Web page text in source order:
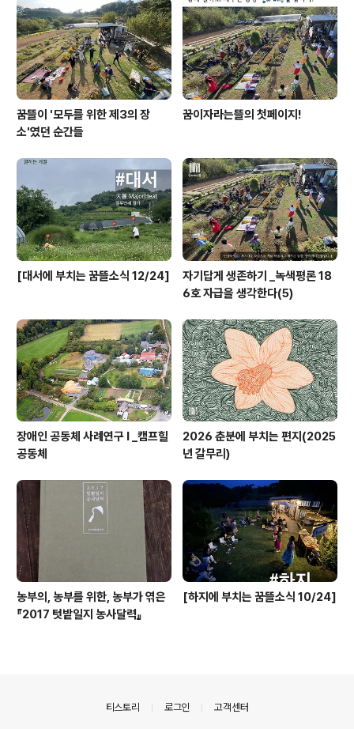
기고 싶은 분들, 그저 꿈뜰이 좋아서 오시는 모든 분들을 두
팔 벌려 환영합니다. 10월 16일 (화) 오후 2시~6시, 홍성
군 홍동면 운월리..
꿈뜰이 '모두를 위한 제3의 장
소'였던 순간들
꿈이자라는뜰의 첫페이지!
[대서에 부치는 꿈뜰소식 12/24]
자기답게 생존하기 _녹색평론 18
6호 자급을 생각한다(5)
장애인 공동체 사례연구 I _캠프힐
공동체
2026 춘분에 부치는 편지(2025
년 갈무리)
농부의, 농부를 위한, 농부가 엮은
『2017 텃밭일지 농사달력』
[하지에 부치는 꿈뜰소식 10/24]
티스토리 로그인 고객센터